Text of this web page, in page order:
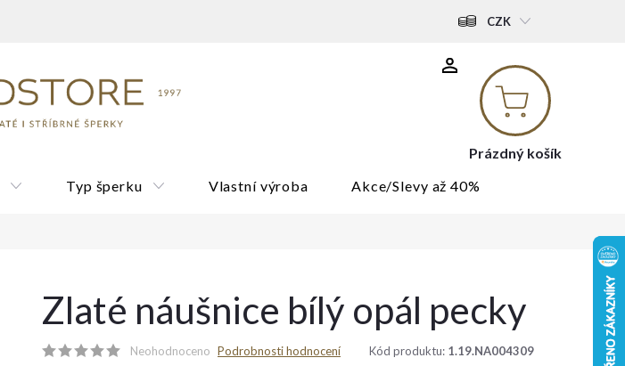
CZK
Nákupní
košík
Prázdný košík
Typ šperku Vlastní výroba Akce/Slevy až 40%
Zlaté náušnice bílý opál pecky
Neohodnoceno Podrobnosti hodnocení Kód produktu: 1.19.NA004309